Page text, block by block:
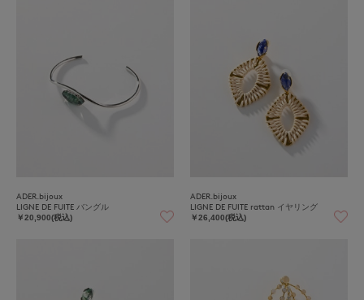
ADER.bijoux
LIGNE DE FUITE バングル
￥20,900(税込)
ADER.bijoux
LIGNE DE FUITE rattan イヤリング
￥26,400(税込)